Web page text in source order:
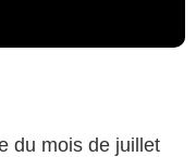
du mois de juillet